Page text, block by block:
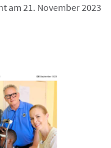
am 21. November 2023